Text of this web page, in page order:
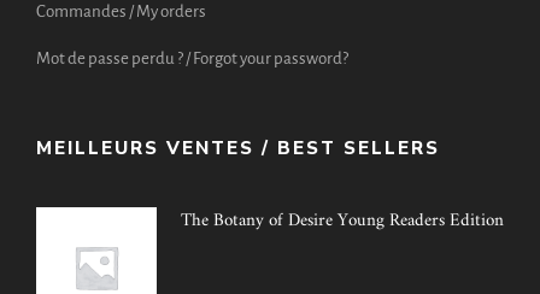
Commandes / My orders
Mot de passe perdu ? / Forgot your password?
MEILLEURS VENTES / BEST SELLERS
The Botany of Desire Young Readers Edition